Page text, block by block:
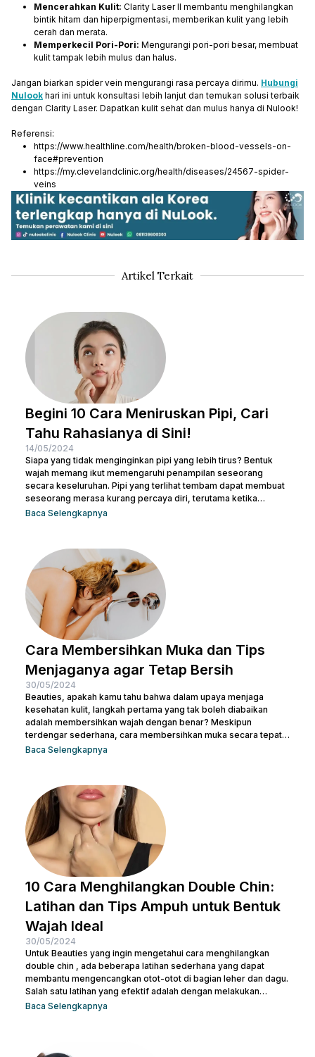
Mencerahkan Kulit: Clarity Laser II membantu menghilangkan
bintik hitam dan hiperpigmentasi, memberikan kulit yang lebih
cerah dan merata.
Memperkecil Pori-Pori: Mengurangi pori-pori besar, membuat
kulit tampak lebih mulus dan halus.
Jangan biarkan spider vein mengurangi rasa percaya dirimu. Hubungi
Nulook hari ini untuk konsultasi lebih lanjut dan temukan solusi terbaik
dengan Clarity Laser. Dapatkan kulit sehat dan mulus hanya di Nulook!
Referensi:
https://www.healthline.com/health/broken-blood-vessels-on-
face#prevention
https://my.clevelandclinic.org/health/diseases/24567-spider-
veins
Artikel Terkait
Begini 10 Cara Meniruskan Pipi, Cari
Tahu Rahasianya di Sini!
14/05/2024
Siapa yang tidak menginginkan pipi yang lebih tirus? Bentuk
wajah memang ikut memengaruhi penampilan seseorang
secara keseluruhan. Pipi yang terlihat tembam dapat membuat
seseorang merasa kurang percaya diri, terutama ketika
berfoto atau bertemu orang baru. Namun, jangan khawatir! Ada
Beauties bisa mulai mengubah pola hidup yang lebih sehat
untuk menjaga kesehatan sekaligus meniruskan pipi. Tentu
masih ada cara lainnya untuk membuat...
Baca Selengkapnya
Cara Membersihkan Muka dan Tips
Menjaganya agar Tetap Bersih
30/05/2024
Beauties, apakah kamu tahu bahwa dalam upaya menjaga
kesehatan kulit, langkah pertama yang tak boleh diabaikan
adalah membersihkan wajah dengan benar? Meskipun
terdengar sederhana, cara membersihkan muka secara tepat
memiliki peran krusial dalam menjaga kulit tetap sehat dan
mempersiapkan kulit untuk penyerapan produk perawatan kulit
selanjutnya. Micellar water adalah pilihan pembersih yang
efektif dan praktis, terutama untuk menghapus makeup dan
kotoran saat...
Baca Selengkapnya
10 Cara Menghilangkan Double Chin:
Latihan dan Tips Ampuh untuk Bentuk
Wajah Ideal
30/05/2024
Untuk Beauties yang ingin mengetahui cara menghilangkan
double chin , ada beberapa latihan sederhana yang dapat
membantu mengencangkan otot-otot di bagian leher dan dagu.
Salah satu latihan yang efektif adalah dengan melakukan
gerakan menutup dan membuka mulut secara berulang. Kamu
simak penjelasan lengkapnya di bawah ini. 5 Penyebab Double
Baca Selengkapnya